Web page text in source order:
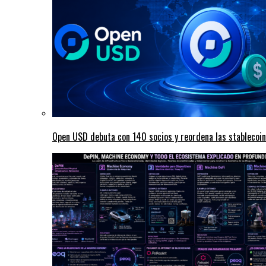
Open USD debuta con 140 socios y reordena las